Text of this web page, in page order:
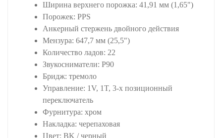
Ширина верхнего порожка: 41,91 мм (1,65")
Порожек: PPS
Анкерный стержень двойного действия
Мензура: 647,7 мм (25,5")
Количество ладов: 22
Звукосниматели: P90
Бридж: тремоло
Управление: 1V, 1T, 3-х позиционный
переключатель
Фурнитура: хром
Накладка: черепаховая
Цвет: BK / черный